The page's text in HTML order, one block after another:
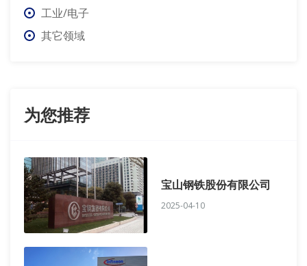
工业/电子
其它领域
为您推荐
宝山钢铁股份有限公司
2025-04-10